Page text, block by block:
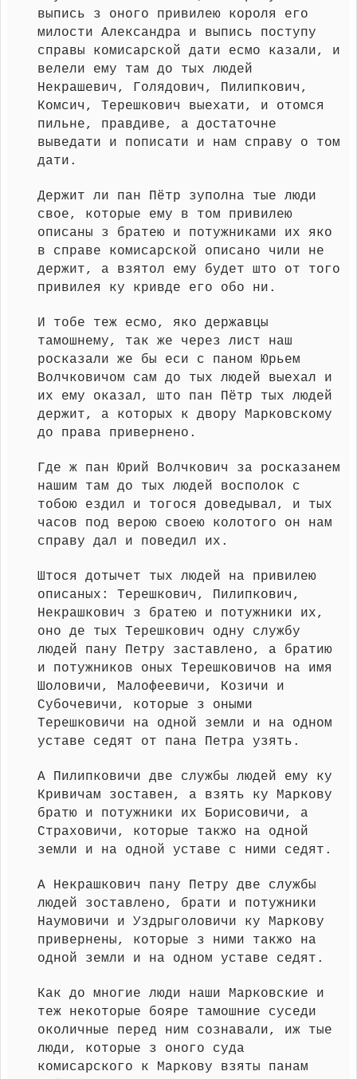
выпись з оного привилею короля его
милости Александра и выпись поступу
справы комисарской дати есмо казали, и
велели ему там до тых людей
Некрашевич, Голядович, Пилипкович,
Комсич, Терешкович выехати, и отомся
пильне, правдиве, а достаточне
выведати и пописати и нам справу о том
дати.
Держит ли пан Пётр зуполна тые люди
свое, которые ему в том привилею
описаны з братею и потужниками их яко
в справе комисарской описано чили не
держит, а взятол ему будет што от того
привилея ку кривде его обо ни.
И тобе теж есмо, яко державцы
тамошнему, так же через лист наш
росказали же бы еси с паном Юрьем
Волчковичом сам до тых людей выехал и
их ему оказал, што пан Пётр тых людей
держит, а которых к двору Марковскому
до права привернено.
Где ж пан Юрий Волчкович за росказанем
нашим там до тых людей восполок с
тобою ездил и тогося доведывал, и тых
часов под верою своею колотого он нам
справу дал и поведил их.
Штося дотычет тых людей на привилею
описаных: Терешкович, Пилипкович,
Некрашкович з братею и потужники их,
оно де тых Терешкович одну службу
людей пану Петру заставлено, а братию
и потужников оных Терешковичов на имя
Шоловичи, Малофеевичи, Козичи и
Субочевичи, которые з оными
Терешковичи на одной земли и на одном
уставе седят от пана Петра узять.
А Пилипковичи две службы людей ему ку
Кривичам зоставен, а взять ку Маркову
братю и потужники их Борисовичи, а
Страховичи, которые такжо на одной
земли и на одной уставе с ними седят.
А Некрашкович пану Петру две службы
людей зоставлено, брати и потужники
Наумовичи и Уздрыголовичи ку Маркову
привернены, которые з ними такжо на
одной земли и на одном уставе седят.
Как до многие люди наши Марковские и
теж некоторые бояре тамошние суседи
околичные перед ним сознавали, иж тые
люди, которые з оного суда
комисарского к Маркову взяты панам